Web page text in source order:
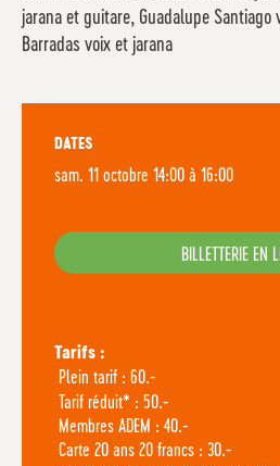
jarana et guitare, Guadalupe
Barradas voix et jarana
DATES
sam. 11 octobre 14:00 à 16:00
BILLETTERIE EN
Tarifs :
Plein tarif : 60.-
Tarif réduit* : 50.-
Membres ADEM : 40.-
Carte 20 ans 20 francs : 30.-